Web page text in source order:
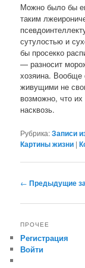
Можно было бы
таким
сутулостью и
бы просекко
— разносит
хозяина. Вообще
живущими не
возможно, что
насквозь.
Рубрика:Записи
Картины жизни |
Навигация по
← Предыдущие
ПРОЧЕЕ
Регистрация
Войти